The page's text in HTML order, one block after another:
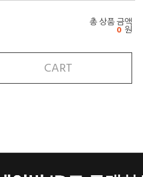
총 상품 금액
0 원
CART